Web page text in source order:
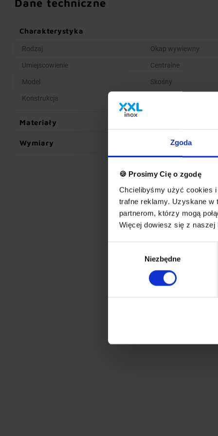
Zgoda
🍪 Prosimy Cię o zgodę
Chcielibyśmy użyć cookies
trafne reklamy. Uzyskane w
partnerom, którzy mogą
Więcej dowiesz się z naszej
Niezbędne
Dane techniczne
Charakterystyka
Rodzaj Okap wywiewny
Umiejscowienie Centralne
Model Skośny
Konstrukcja
Materiały
Wymiary